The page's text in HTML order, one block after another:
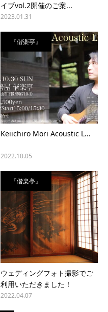
イブvol.2開催のご案...
2023.01.31
『偕楽亭』
Keiichiro Mori Acoustic L...
2022.10.05
『偕楽亭』
ウェディングフォト撮影でご
利用いただきました！
2022.04.07